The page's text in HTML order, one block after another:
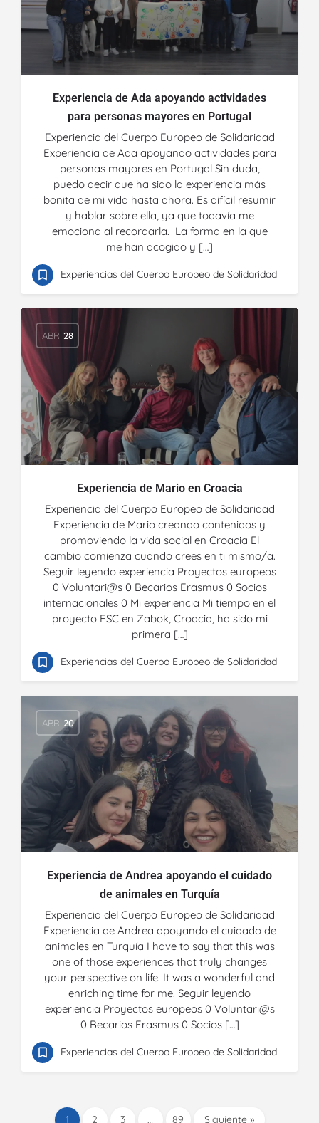
Experiencia de Ada apoyando actividades
para personas mayores en Portugal
Experiencia del Cuerpo Europeo de Solidaridad
Experiencia de Ada apoyando actividades para
personas mayores en Portugal Sin duda,
puedo decir que ha sido la experiencia más
bonita de mi vida hasta ahora. Es difícil resumir
y hablar sobre ella, ya que todavía me
emociona al recordarla. La forma en la que
me han acogido y […]
Experiencias del Cuerpo Europeo de Solidaridad
ABR 28
Experiencia de Mario en Croacia
Experiencia del Cuerpo Europeo de Solidaridad
Experiencia de Mario creando contenidos y
promoviendo la vida social en Croacia El
cambio comienza cuando crees en ti mismo/a.
Seguir leyendo experiencia Proyectos europeos
0 Voluntari@s 0 Becarios Erasmus 0 Socios
internacionales 0 Mi experiencia Mi tiempo en el
proyecto ESC en Zabok, Croacia, ha sido mi
primera […]
Experiencias del Cuerpo Europeo de Solidaridad
ABR 20
Experiencia de Andrea apoyando el cuidado
de animales en Turquía
Experiencia del Cuerpo Europeo de Solidaridad
Experiencia de Andrea apoyando el cuidado de
animales en Turquía I have to say that this was
one of those experiences that truly changes
your perspective on life. It was a wonderful and
enriching time for me. Seguir leyendo
experiencia Proyectos europeos 0 Voluntari@s
0 Becarios Erasmus 0 Socios […]
Experiencias del Cuerpo Europeo de Solidaridad
1 2 3 … 89 Siguiente »